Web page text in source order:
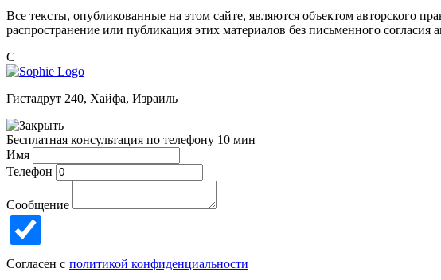
Все тексты, опубликованные на этом сайте, являются объектом авторского
распространение или публикация этих материалов без письменного согласия
C
Гистадрут 240, Хайфа, Израиль
Бесплатная консультация по телефону 10 мин
Имя
Телефон
Сообщение
Согласен с политикой конфиденциальности